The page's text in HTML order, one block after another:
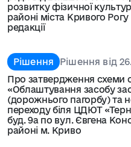
розвитку фізичної
районі міста Кривого
редакції
Рішення
Рішення від
Про затвердження схеми
«Облаштування засобу
(дорожнього пагорбу) та
переходу біля ЦДЮТ
буд. 9а по вул. Євгена
районі м. Криво